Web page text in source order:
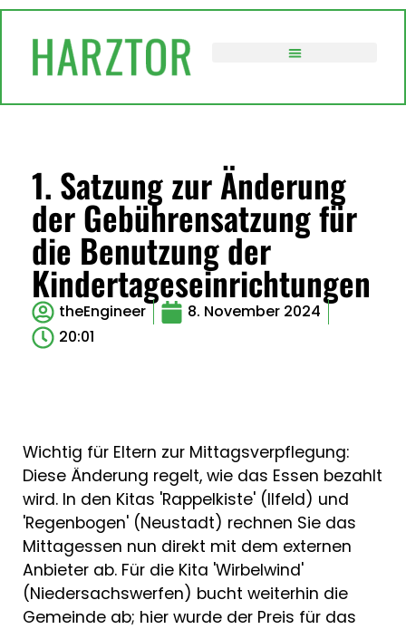
1. Satzung zur Änderung
der Gebührensatzung für
die Benutzung der
Kindertageseinrichtungen
theEngineer
8. November 2024
20:01
Wichtig für Eltern zur Mittagsverpflegung:
Diese Änderung regelt, wie das Essen bezahlt
wird. In den Kitas 'Rappelkiste' (Ilfeld) und
'Regenbogen' (Neustadt) rechnen Sie das
Mittagessen nun direkt mit dem externen
Anbieter ab. Für die Kita 'Wirbelwind'
(Niedersachswerfen) bucht weiterhin die
Gemeinde ab; hier wurde der Preis für das